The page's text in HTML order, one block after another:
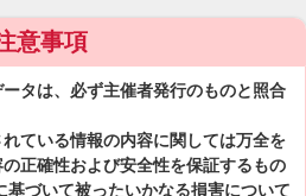
意事項
タは、必ず主催者発行のものと照合
ている情報の内容に関しては万全を
正確性および安全性を保証するもの
づいて被ったいかなる損害について